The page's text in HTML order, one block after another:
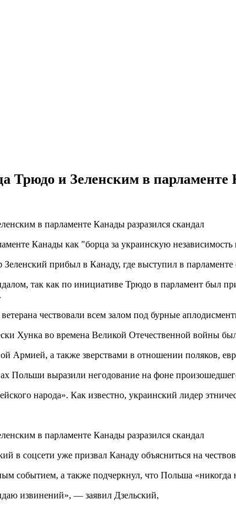
Трюдо и Зеленским в
Канады как "борца за украинскую
прибыл в Канаду, где выступил в
так как по инициативе Трюдо в парламент был
чествовали всем залом под бурные
Хунка во времена Великой Отечественной войны
Армией, а также зверствами в отношении поляков,
Польши выразили негодование на фоне
народа». Как известно, украинский лидер
в соцсети уже призвал Канаду объясниться на
событием, а также подчеркнул, что Польша «никогда
извинений», — заявил Дзельский,